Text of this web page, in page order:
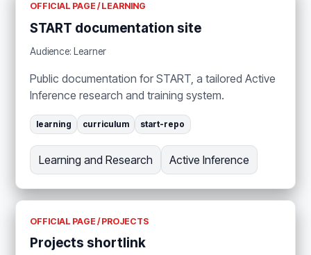
OFFICIAL PAGE / LEARNING
START documentation site
Audience: Learner
Public documentation for START, a tailored Active
Inference research and training system.
learning curriculum start-repo
Learning and Research Active Inference
OFFICIAL PAGE / PROJECTS
Projects shortlink